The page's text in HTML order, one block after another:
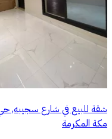
شقة للبيع في شارع سجيبه,
مكة المكرمة